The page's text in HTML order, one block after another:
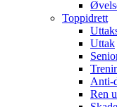
Toppidrett
Uttak
Anti-
Ren